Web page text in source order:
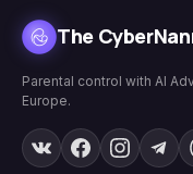
The
Parental control with AI
Europe.